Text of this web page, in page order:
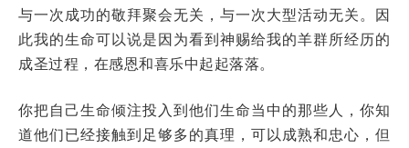
与一次成功的敬拜聚会无关，与一次大型活动无关。因
此我的生命可以说是因为看到神赐给我的羊群所经历的
成圣过程，在感恩和喜乐中起起落落。
你把自己生命倾注投入到他们生命当中的那些人，你知
道他们已经接触到足够多的真理，可以成熟和忠心，但